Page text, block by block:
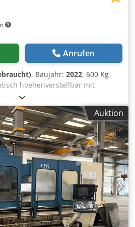
Anrufen
, Baujahr: 2022, 600 Kg
hoehenverstellbar mit
- 200mm Plattenduchmesser
min. 0,65m, max. 1,25m Hoehe
0,95m Geschwindigkeit von 0,01 -
Agdoa Neigung bis 135° Hand
mit Geschwindigkeitsanzeige sehr
Auktion